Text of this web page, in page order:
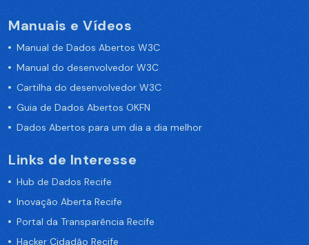
Manuais e Vídeos
Manual de Dados Abertos W3C
Manual do desenvolvedor W3C
Cartilha do desenvolvedor W3C
Guia de Dados Abertos OKFN
Dados Abertos para um dia a dia melhor
Links de Interesse
Hub de Dados Recife
Inovação Aberta Recife
Portal da Transparência Recife
Hacker Cidadão Recife